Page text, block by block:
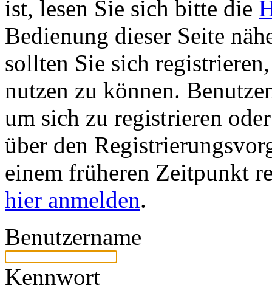
ist, lesen Sie sich bitte die
Bedienung dieser Seite
sollten Sie sich
nutzen zu können.
um sich zu registrieren
über den
einem früheren Zeitpunkt
hier anmelden.
Benutzername
Kennwort